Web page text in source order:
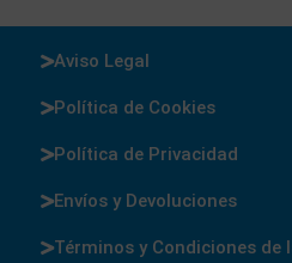
Aviso Legal
Política de Cookies
Política de Privacidad
Envíos y Devoluciones
Términos y Condiciones de